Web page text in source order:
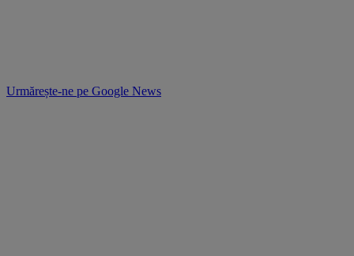
Urmărește-ne pe Google News